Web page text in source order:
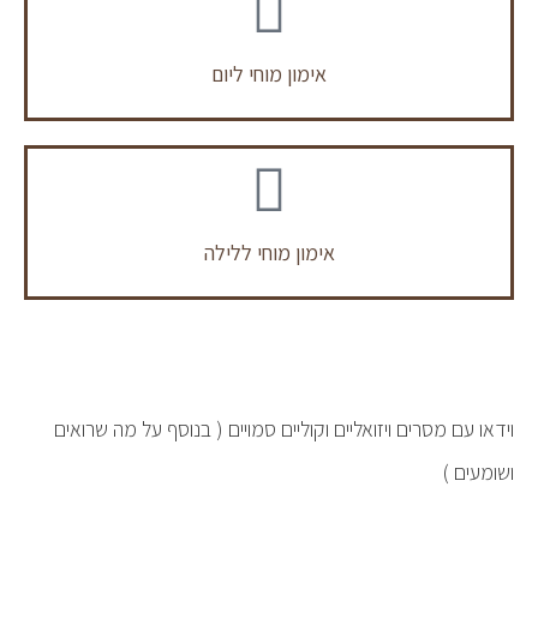
אימון מוחי ליום
אימון מוחי ללילה
וידאו עם מסרים ויזואליים וקוליים סמויים ( בנוסף על מה שרואים
ושומעים )